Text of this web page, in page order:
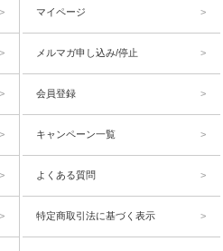
マイページ
メルマガ申し込み/停止
会員登録
キャンペーン一覧
よくある質問
特定商取引法に基づく表示